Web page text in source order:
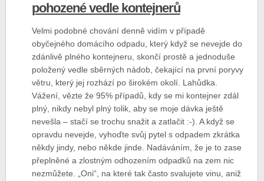
pohozené vedle kontejnerů
Velmi podobné chování denně vidím v případě
obyčejného domácího odpadu, který když se nevejde do
zdánlivě plného kontejneru, skončí prostě a jednoduše
položený vedle sběrných nádob, čekající na první poryvy
větru, který jej rozhází po širokém okolí. Lahůdka.
Vážení, vězte že 95% případů, kdy se mi kontejner zdál
plný, nikdy nebyl plný tolik, aby se moje dávka ještě
nevešla – stačí se trochu snažit a zatlačit :-). A když se
opravdu nevejde, vyhoďte svůj pytel s odpadem zkrátka
někdy jindy, nebo někde jinde. Nadáváním, že je to zase
přeplněné a zlostným odhozením odpadků na zem nic
nezmůžete. „Oni“, na které tak často svalujete vinu, aniž